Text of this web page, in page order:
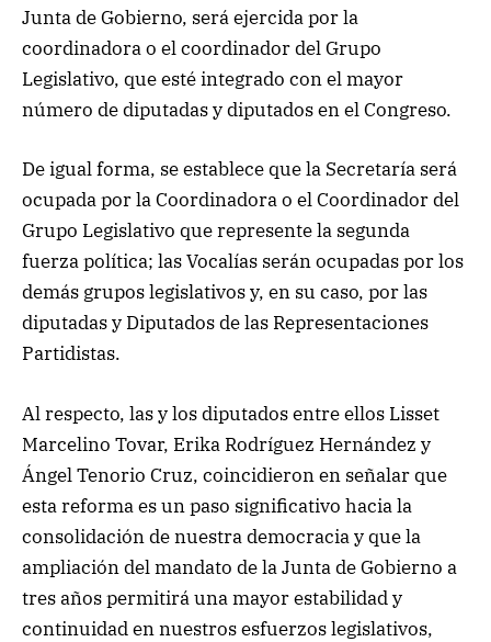
Junta de Gobierno, será ejercida por la
coordinadora o el coordinador del Grupo
Legislativo, que esté integrado con el mayor
número de diputadas y diputados en el Congreso.
De igual forma, se establece que la Secretaría será
ocupada por la Coordinadora o el Coordinador del
Grupo Legislativo que represente la segunda
fuerza política; las Vocalías serán ocupadas por los
demás grupos legislativos y, en su caso, por las
diputadas y Diputados de las Representaciones
Partidistas.
Al respecto, las y los diputados entre ellos Lisset
Marcelino Tovar, Erika Rodríguez Hernández y
Ángel Tenorio Cruz, coincidieron en señalar que
esta reforma es un paso significativo hacia la
consolidación de nuestra democracia y que la
ampliación del mandato de la Junta de Gobierno a
tres años permitirá una mayor estabilidad y
continuidad en nuestros esfuerzos legislativos,